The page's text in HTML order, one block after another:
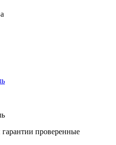
гарантии проверенные